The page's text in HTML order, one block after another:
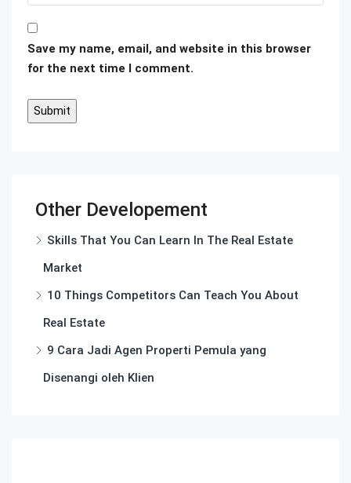
Save my name, email, and website in this browser
for the next time I comment.
Other Developement
Skills That You Can Learn In The Real Estate
Market
10 Things Competitors Can Teach You About
Real Estate
9 Cara Jadi Agen Properti Pemula yang
Disenangi oleh Klien